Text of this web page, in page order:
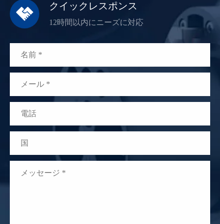

クイックレスポンス
12時間以内にニーズに対応